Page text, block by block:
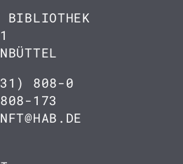
BIBLIOTHEK
808-0
173